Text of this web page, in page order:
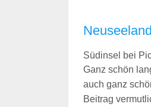
Südinsel bei
Ganz schön
auch ganz
Beitrag